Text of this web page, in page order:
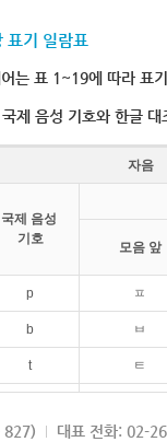
표기 일람표
는 표 1~19에 따라 표
국제 음성 기호와 한글 대
자음
국제 음성
기호
모음 앞
p ㅍ
b ㅂ
t ㅌ
k ㅋ
827) 대표 전화: 02-